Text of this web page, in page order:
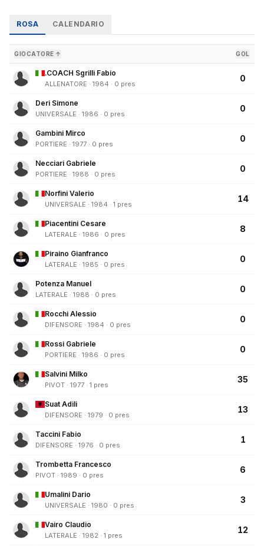
ROSA CALENDARIO
GIOCATORE ↑ GOL
.COACH Sgrilli Fabio
ALLENATORE · 1984 · 0 pres
0
Deri Simone
UNIVERSALE · 1986 · 0 pres
0
Gambini Mirco
PORTIERE · 1977 · 0 pres
0
Necciari Gabriele
PORTIERE · 1988 · 0 pres
0
Norfini Valerio
UNIVERSALE · 1984 · 1 pres
14
Piacentini Cesare
LATERALE · 1986 · 0 pres
8
Piraino Gianfranco
LATERALE · 1985 · 0 pres
0
Potenza Manuel
LATERALE · 1988 · 0 pres
0
Rocchi Alessio
DIFENSORE · 1984 · 0 pres
0
Rossi Gabriele
PORTIERE · 1986 · 0 pres
0
Salvini Milko
PIVOT · 1977 · 1 pres
35
Suat Adili
DIFENSORE · 1979 · 0 pres
13
Taccini Fabio
DIFENSORE · 1976 · 0 pres
1
Trombetta Francesco
PIVOT · 1989 · 0 pres
6
Umalini Dario
UNIVERSALE · 1980 · 0 pres
3
Vairo Claudio
LATERALE · 1982 · 1 pres
12